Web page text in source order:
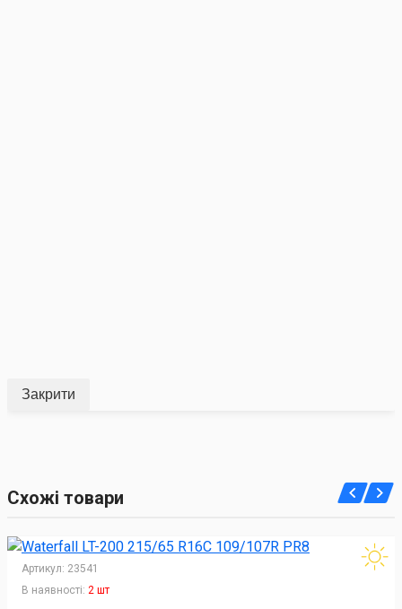
Закрити
Схожі товари
Артикул: 23541
В наявності: 2 шт